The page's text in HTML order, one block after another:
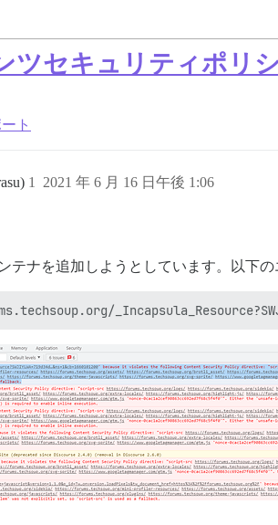
ツセキュリティポリ
ト
2021 年 6 月 16 日午後 1:06
1
テナを追加しようとしています。以下の